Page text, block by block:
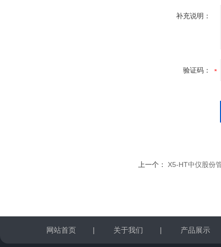
补充说明：
验证码：
上一个： X5-HT中仪股份
网站首页 | 关于我们 | 产品展示